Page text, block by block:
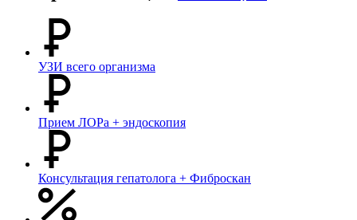
УЗИ всего организма
Прием ЛОРа + эндоскопия
Консультация гепатолога + Фиброскан